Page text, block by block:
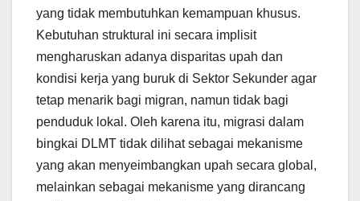
yang tidak membutuhkan kemampuan khusus.
Kebutuhan struktural ini secara implisit
mengharuskan adanya disparitas upah dan
kondisi kerja yang buruk di Sektor Sekunder agar
tetap menarik bagi migran, namun tidak bagi
penduduk lokal. Oleh karena itu, migrasi dalam
bingkai DLMT tidak dilihat sebagai mekanisme
yang akan menyeimbangkan upah secara global,
melainkan sebagai mekanisme yang dirancang